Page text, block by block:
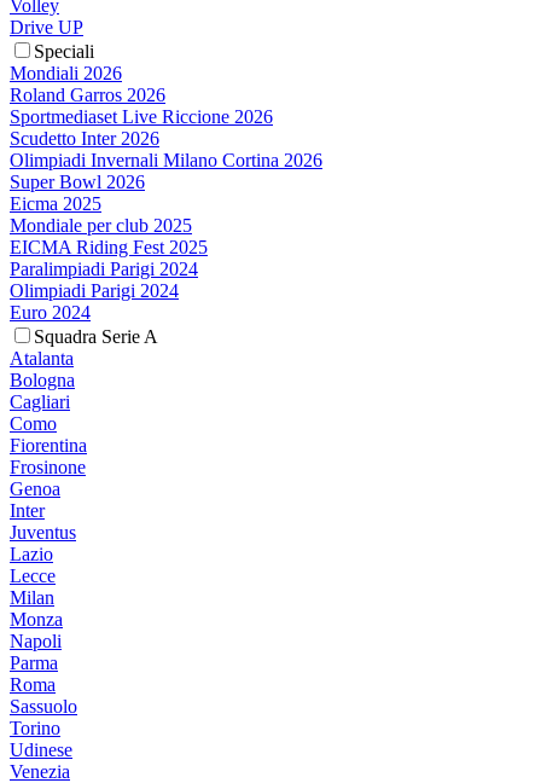
Volley
Drive UP
Speciali
Mondiali 2026
Roland Garros 2026
Sportmediaset Live Riccione 2026
Scudetto Inter 2026
Olimpiadi Invernali Milano Cortina 2026
Super Bowl 2026
Eicma 2025
Mondiale per club 2025
EICMA Riding Fest 2025
Paralimpiadi Parigi 2024
Olimpiadi Parigi 2024
Euro 2024
Squadra Serie A
Atalanta
Bologna
Cagliari
Como
Fiorentina
Frosinone
Genoa
Inter
Juventus
Lazio
Lecce
Milan
Monza
Napoli
Parma
Roma
Sassuolo
Torino
Udinese
Venezia